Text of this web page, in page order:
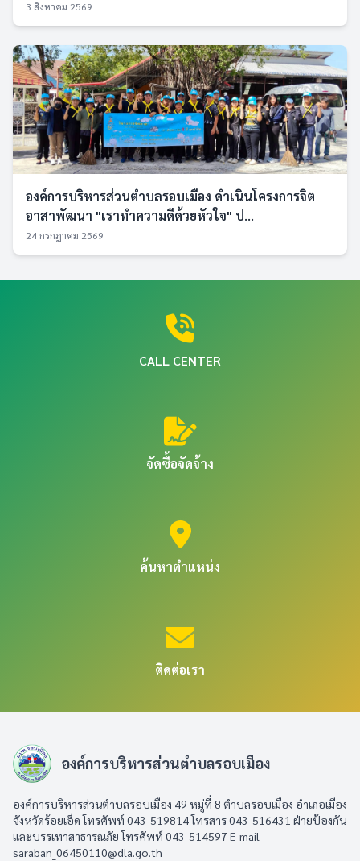
3 สิงหาคม 2569
องค์การบริหารส่วนตำบลรอบเมือง ดำเนินโครงการจิต
อาสาพัฒนา "เราทำความดีด้วยหัวใจ" ป...
24 กรกฎาคม 2569
CALL CENTER
จัดซื้อจัดจ้าง
ค้นหาตำแหน่ง
ติดต่อเรา
องค์การบริหารส่วนตำบลรอบเมือง
องค์การบริหารส่วนตำบลรอบเมือง 49 หมู่ที่ 8 ตำบลรอบเมือง อำเภอเมือง
จังหวัดร้อยเอ็ด โทรศัพท์ 043-519814 โทรสาร 043-516431​ ฝ่ายป้องกัน
และบรรเทาสาธารณภัย โทรศัพท์ 043-514597 E-mail
saraban_06450110@dla.go.th